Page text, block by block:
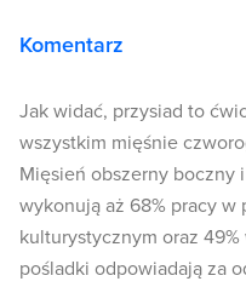
Komentarz
Jak widać, przysiad to
wszystkim mięśnie
Mięsień obszerny boczny
wykonują aż 68% pracy
kulturystycznym oraz
pośladki odpowiadają za